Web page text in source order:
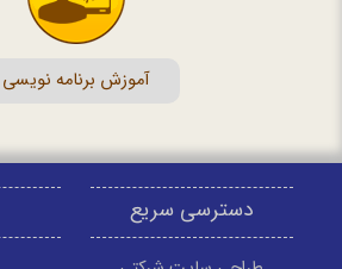
آموزش برنامه نویسی
دسترسی سریع